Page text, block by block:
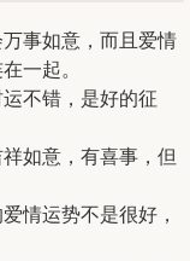
事如意，而且爱情
一起。
不错，是好的征
如意，有喜事，但
情运势不是很好，